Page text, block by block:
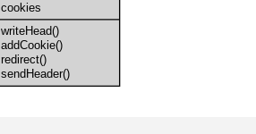
cookies
writeHead()
addCookie()
redirect()
sendHeader()